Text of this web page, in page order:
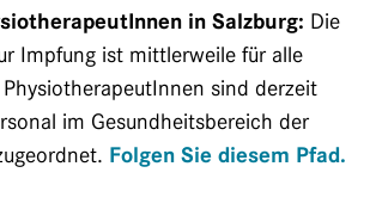
in Salzburg: Die
Impfung ist mittlerweile für alle
sind derzeit
im Gesundheitsbereich der
Folgen Sie diesem Pfad.